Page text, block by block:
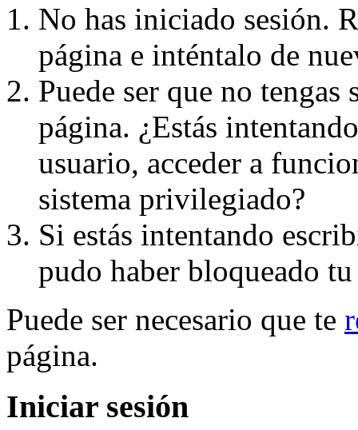
No has iniciado sesión.
página e inténtalo de
Puede ser que no
página. ¿Estás
usuario, acceder a
sistema privilegiado?
Si estás intentando
pudo haber bloqueado
Puede ser necesario que te
página.
Iniciar sesión